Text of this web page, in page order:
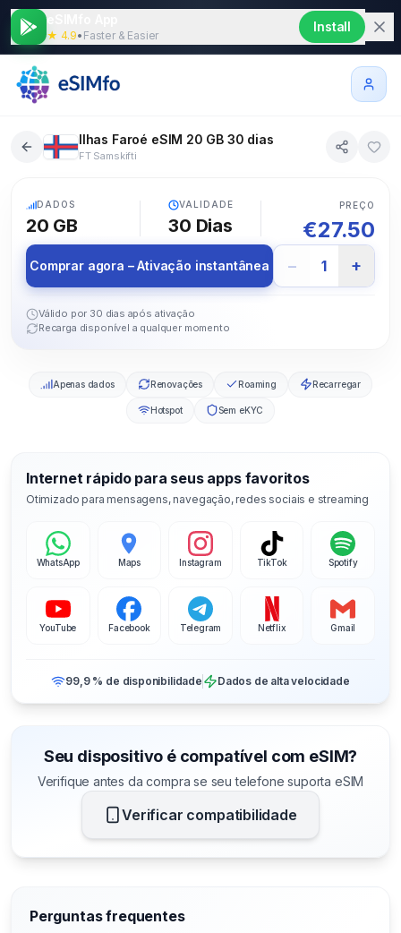
★ 4.9• Faster & Easier
Install
Ilhas Faroé eSIM 20 GB 30 dias
FT Samskifti
DADOS
20 GB
VALIDADE
30 Dias
PREÇO
€27.50
Comprar agora – Ativação instantânea − 1 +
Válido por 30 dias após ativação
Recarga disponível a qualquer momento
Apenas dados Renovações Roaming Recarregar
Hotspot Sem eKYC
Internet rápido para seus apps favoritos
Otimizado para mensagens, navegação, redes sociais e streaming
WhatsApp Maps Instagram TikTok Spotify
YouTube Facebook Telegram Netflix Gmail
99,9 % de disponibilidade Dados de alta velocidade
Seu dispositivo é compatível com eSIM?
Verifique antes da compra se seu telefone suporta eSIM
Verificar compatibilidade
Perguntas frequentes